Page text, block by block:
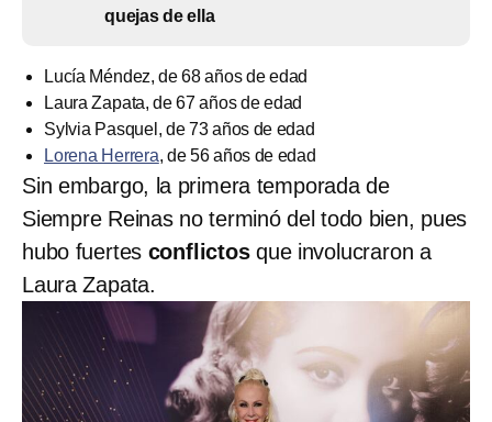
quejas de ella
Lucía Méndez, de 68 años de edad
Laura Zapata, de 67 años de edad
Sylvia Pasquel, de 73 años de edad
Lorena Herrera, de 56 años de edad
Sin embargo, la primera temporada de
Siempre Reinas no terminó del todo bien, pues
hubo fuertes conflictosque involucraron a
Laura Zapata.